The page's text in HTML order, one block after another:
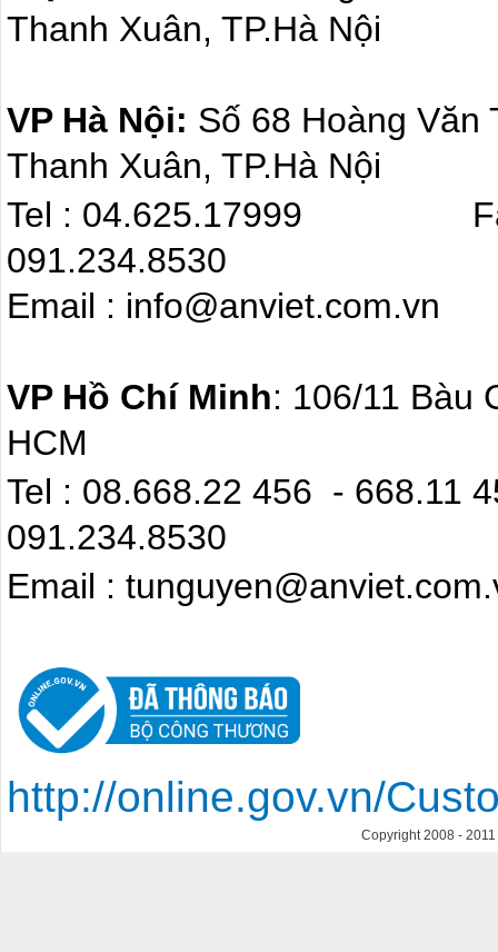
Thanh Xuân, TP.Hà Nội
VP Hà Nội: Số 68 Hoàng
Thanh Xuân, TP.Hà Nội
Tel : 04.625.17999
091.234.8530
Email :
VP Hồ Chí Minh: 106/11 Bàu
HCM
Tel : 08.668.22
091.234.8530
Email :
http://online.gov.vn/
Copyright 2008 - 2011